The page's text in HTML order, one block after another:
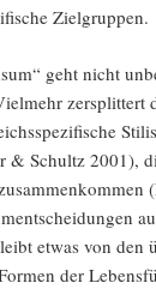
Zielgruppen.
geht nicht
& Schultz 2001),
etwas von
der